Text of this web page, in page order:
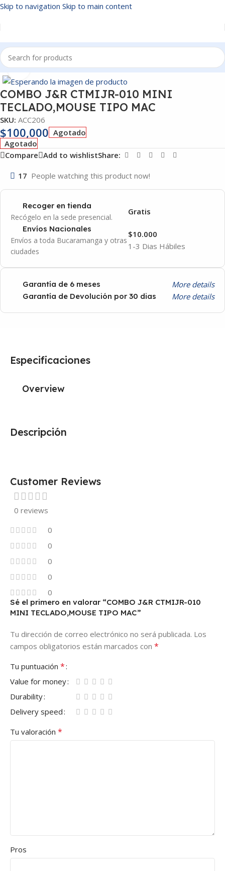
Skip to navigation Skip to main content
Inicio/ACCESORIOS
Click to enlarge
COMBO J&R CTMIJR-010 MINI
TECLADO,MOUSE TIPO MAC
SKU: ACC206
$100,000 Agotado
Agotado
Compare Add to wishlistShare:
17 People watching this product now!
Recoger en tienda
Recógelo en la sede presencial.
Gratis
Envíos Nacionales
Envíos a toda Bucaramanga y otras
ciudades
1-3 Dias Hábiles
$10.000
Garantía de 6 meses More details
Garantía de Devolución por 30 dias More details
Descripción
Especificaciones
Overview
Customer Reviews
0 reviews
0
0
0
0
0
Sé el primero en valorar “COMBO J&R CTMIJR-010
MINI TECLADO,MOUSE TIPO MAC”
Tu dirección de correo electrónico no será publicada. Los
campos obligatorios están marcados con *
Tu puntuación *
Value for money
Durability
Delivery speed
Tu valoración *
Pros